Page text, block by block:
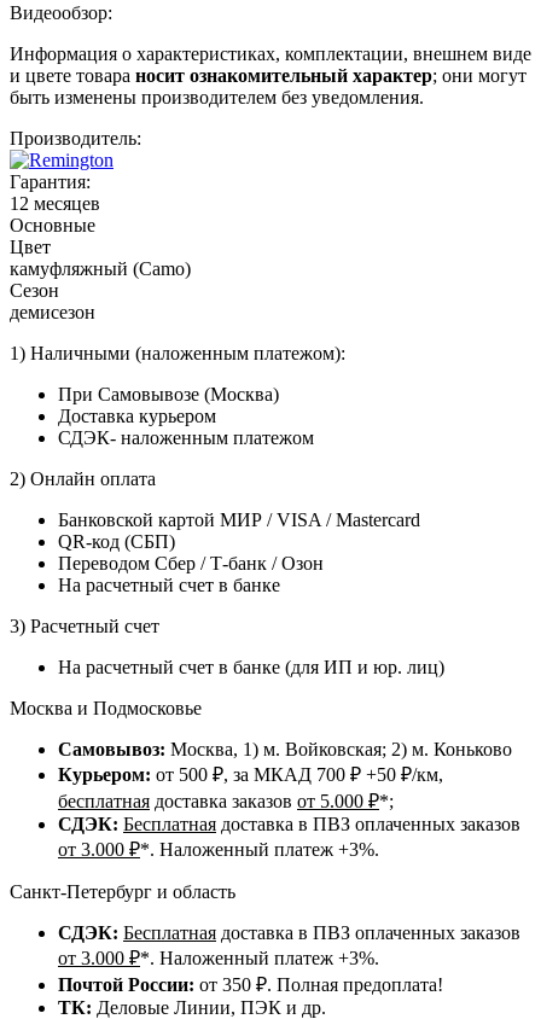
Видеообзор:
Информация о характеристиках, комплектации, внешнем виде
и цвете товара носит ознакомительный характер; они могут
быть изменены производителем без уведомления.
Производитель:
Гарантия:
12 месяцев
Основные
Цвет
камуфляжный (Camo)
Сезон
демисезон
1) Наличными (наложенным платежом):
При Самовывозе (Москва)
Доставка курьером
СДЭК- наложенным платежом
2) Онлайн оплата
Банковской картой МИР / VISA / Mastercard
QR-код (СБП)
Переводом Сбер / Т-банк / Озон
На расчетный счет в банке
3) Расчетный счет
На расчетный счет в банке (для ИП и юр. лиц)
Москва и Подмосковье
Самовывоз: Москва, 1) м. Войковская; 2) м. Коньково
Курьером: от 500 ₽, за МКАД 700 ₽ +50 ₽/км,
бесплатная доставка заказов от 5.000 ₽*;
СДЭК: Бесплатная доставка в ПВЗ оплаченных заказов
от 3.000 ₽*. Наложенный платеж +3%.
Санкт-Петербург и область
СДЭК: Бесплатная доставка в ПВЗ оплаченных заказов
от 3.000 ₽*. Наложенный платеж +3%.
Почтой России: от 350 ₽. Полная предоплата!
ТК: Деловые Линии, ПЭК и др.